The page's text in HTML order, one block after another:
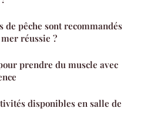
de pêche sont recommandés
réussie ?
prendre du muscle avec
disponibles en salle de